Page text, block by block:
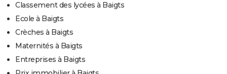
Classement des lycées à Baigts
Ecole à Baigts
Crèches à Baigts
Maternités à Baigts
Entreprises à Baigts